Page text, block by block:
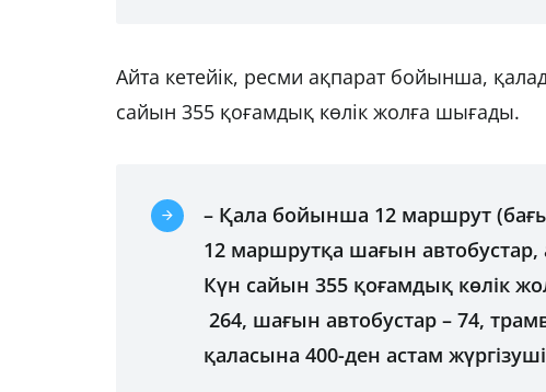
Айта кетейік, ресми ақпарат бойынша,
сайын 355 қоғамдық көлік жолға шығады.
– Қала бойынша 12 маршрут
12 маршрутқа шағын
Күн сайын 355 қоғамдық көлік
264, шағын автобустар – 74,
қаласына 400-ден астам